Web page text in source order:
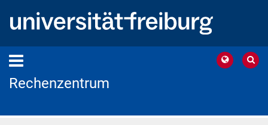
Rechenzentrum